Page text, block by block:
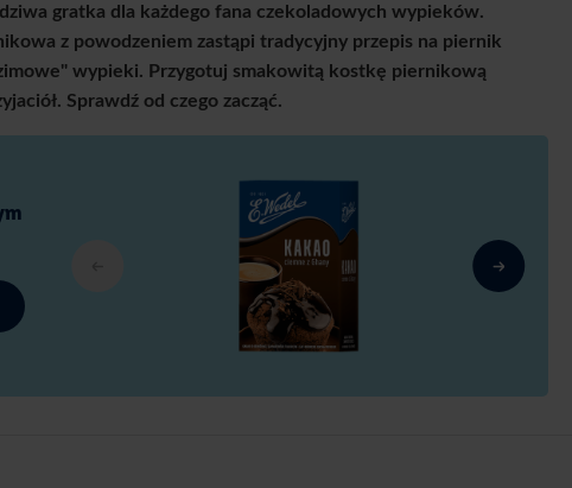
gratka dla każdego fana czekoladowych wypieków.
z powodzeniem zastąpi tradycyjny przepis na piernik
wypieki. Przygotuj smakowitą kostkę piernikową
Sprawdź od czego zacząć.